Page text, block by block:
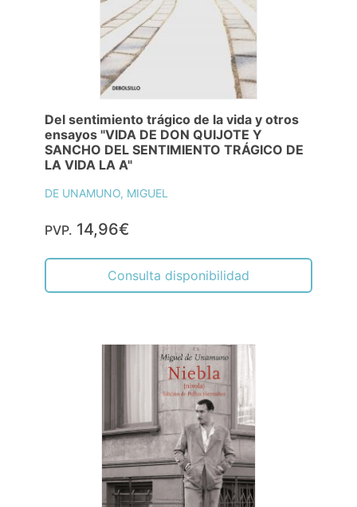
Del sentimiento trágico de la vida y otros
ensayos "VIDA DE DON QUIJOTE Y
SANCHO DEL SENTIMIENTO TRÁGICO DE
LA VIDA LA A"
DE UNAMUNO, MIGUEL
PVP. 14,96€
Consulta disponibilidad